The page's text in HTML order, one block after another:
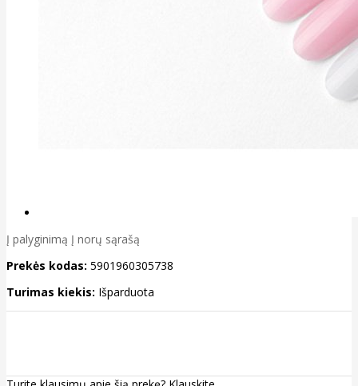
Į palyginimą Į norų sąrašą
Prekės kodas: 5901960305738
Turimas kiekis: Išparduota